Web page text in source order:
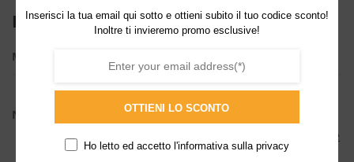
INFORMAZIONI AGGIUNTIVE
ML
NOTE
Patchouli,Speziate calde
Speziate fresche
Vanigliate,Aromatiche
Ambrate
Inserisci la tua email qui sotto e ottieni subito il tuo codice sconto!
Inoltre ti invieremo promo esclusive!
OTTIENI LO SCONTO
Ho letto ed accetto l'informativa sulla privacy